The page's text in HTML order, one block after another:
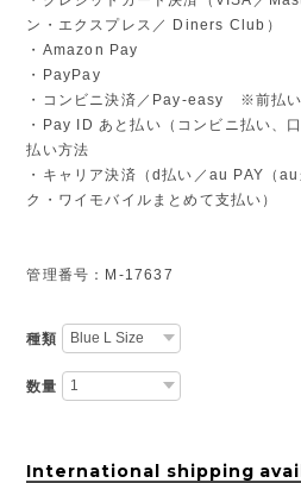
ン・エクスプレス／ Diners Club）
・Amazon Pay
・PayPay
・コンビニ決済／Pay-easy ※前払
・Pay ID あと払い（コンビニ払い、
払い方法
・キャリア決済（d払い／au PAY（
ク・ワイモバイルまとめて支払い）
管理番号：M-17637
種類
数量
International shipping